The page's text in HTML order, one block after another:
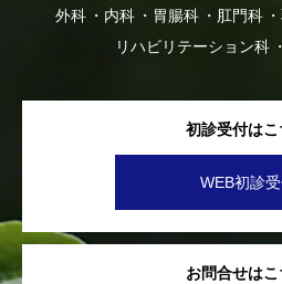
外科 内科 胃腸科 肛門科
リハビリテーション科
初診受付はこ
WEB初診
お問合せはこ